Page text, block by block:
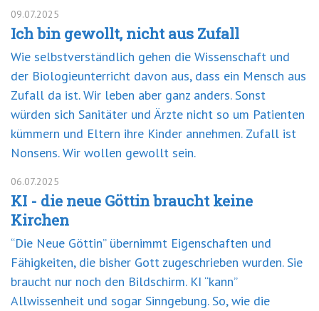
09.07.2025
Ich bin gewollt, nicht aus Zufall
Wie selbstverständlich gehen die Wissenschaft und
der Biologieunterricht davon aus, dass ein Mensch aus
Zufall da ist. Wir leben aber ganz anders. Sonst
würden sich Sanitäter und Ärzte nicht so um Patienten
kümmern und Eltern ihre Kinder annehmen. Zufall ist
Nonsens. Wir wollen gewollt sein.
06.07.2025
KI - die neue Göttin braucht keine
Kirchen
“Die Neue Göttin” übernimmt Eigenschaften und
Fähigkeiten, die bisher Gott zugeschrieben wurden. Sie
braucht nur noch den Bildschirm. KI “kann”
Allwissenheit und sogar Sinngebung. So, wie die